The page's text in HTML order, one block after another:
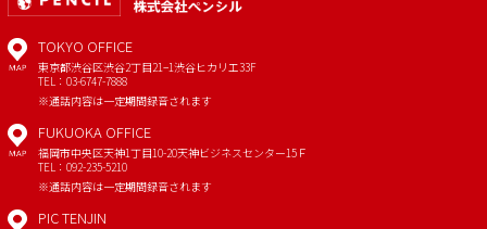
MAP
TOKYO OFFICE
東京都渋谷区渋谷2丁目21−1渋谷ヒカリエ33F
TEL：03-6747-7888
※通話内容は一定期間録音されます
MAP
FUKUOKA OFFICE
福岡市中央区天神1丁目10-20天神ビジネスセンター15Ｆ
TEL：092-235-5210
※通話内容は一定期間録音されます
PIC TENJIN